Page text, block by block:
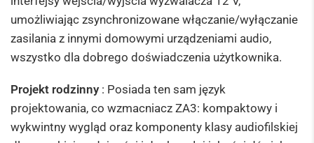
umożliwiając zsynchronizowane włączanie/wyłączanie
zasilania z innymi domowymi urządzeniami audio,
wszystko dla dobrego doświadczenia użytkownika.
Projekt rodzinny: Posiada ten sam język
projektowania, co wzmacniacz ZA3: kompaktowy i
wykwintny wygląd oraz komponenty klasy audiofilskiej